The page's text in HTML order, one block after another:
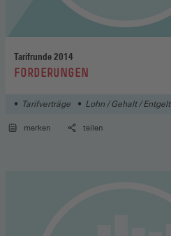
Tarifrunde 2014
:FORDERUNGEN
Tarifverträge Lohn / Gehalt / Entgelt
merken teilen